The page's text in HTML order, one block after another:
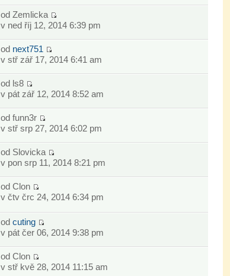
odZemlicka
v ned říj 12, 2014 6:39 pm
od next751
v stř zář 17, 2014 6:41 am
od ls8
v pát zář 12, 2014 8:52 am
odfunn3r
v stř srp 27, 2014 6:02 pm
od Slovicka
v pon srp 11, 2014 8:21 pm
odClon
v čtv črc 24, 2014 6:34 pm
odcuting
v pát čer 06, 2014 9:38 pm
odClon
v stř kvě 28, 2014 11:15 am